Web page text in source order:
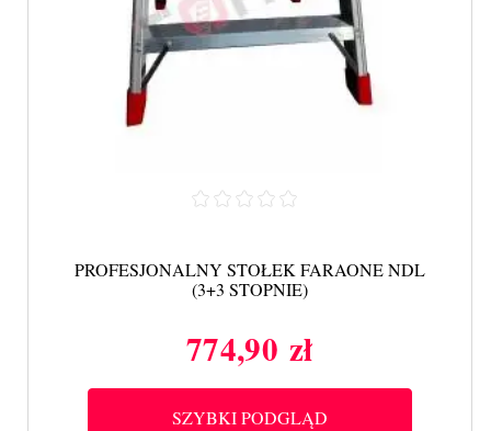
PROFESJONALNY STOŁEK FARAONE NDL
(3+3 STOPNIE)
Cena
774,90 zł
SZYBKI PODGLĄD